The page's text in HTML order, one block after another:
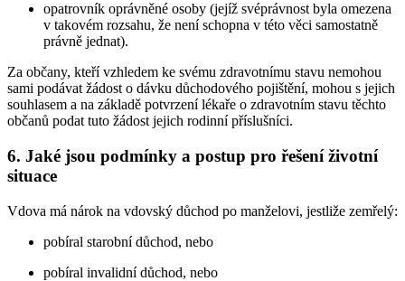
opatrovník oprávněné osoby (jejíž svéprávnost byla omezena
v takovém rozsahu, že není schopna v této věci samostatně
právně jednat).
Za občany, kteří vzhledem ke svému zdravotnímu stavu nemohou
sami podávat žádost o dávku důchodového pojištění, mohou s jejich
souhlasem a na základě potvrzení lékaře o zdravotním stavu těchto
občanů podat tuto žádost jejich rodinní příslušníci.
6. Jaké jsou podmínky a postup pro řešení životní
situace
Vdova má nárok na vdovský důchod po manželovi, jestliže zemřelý:
pobíral starobní důchod, nebo
pobíral invalidní důchod, nebo